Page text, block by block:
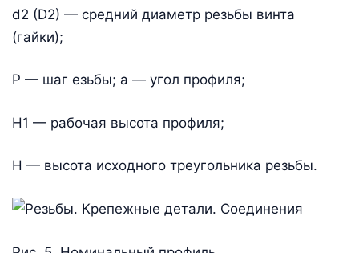
d2 (D2) — средний диаметр резьбы винта
(гайки);
Р — шаг езьбы; a — угол профиля;
Н1 — рабочая высота профиля;
Н — высота исходного треугольника резьбы.